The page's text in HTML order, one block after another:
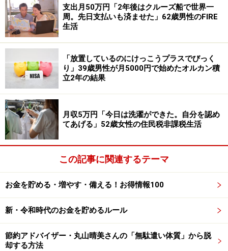
多い銘柄」は「株価下落リスクが低いと判断できるた
め」積極的に投資対象にしていると言います。
クリエイト・レストランツ・ホールディングス以外に気
に入っている優待銘柄として挙げたのは、100株以上の
保有で株主優待用のプリペイドカードがもらえる「コメ
ダホールディングス＜3543＞
グサービスではドリンクを注文するとパンが付いてくる
ため、お得に過ごせる」と、飲食系の優待を楽しんでい
る様子。
今後購入を検討している優待銘柄は、
ディングス＜3221＞ 。優待を利用して、寿司居酒屋の
「や台ずしに行きたい」と考えているそうです。
て、自己負担なしでサービスを楽しめて、金銭的、心理
的にもお得感が味わえる」と投稿者。一方で、「追加購
入しようとしてもなかなか株価が下がらず、そのまま購
支出月50万円「2年後はクルーズ船で世界一
周。先日支払いも済ませた」62歳男性のFIRE
生活
「放置しているのにけっこうプラスでびっく
り」39歳男性が月5000円で始めたオルカン積
立2年の結果
月収5万円「今日は洗濯ができた。自分を認め
てあげる」52歳女性の住民税非課税生活
この記事に関連するテーマ
お金を貯める・増やす・備える！お得情報100
新・令和時代のお金を貯めるルール
節約アドバイザー・丸山晴美さんの「無駄遣い体質」から脱
却する方法